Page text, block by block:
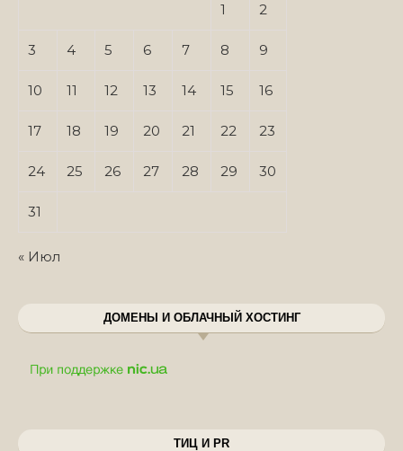
1 2
3 4 5 6 7 8 9
10 11 12 13 14 15 16
17 18 19 20 21 22 23
24 25 26 27 28 29 30
31
« Июл
ДОМЕНЫ И ОБЛАЧНЫЙ ХОСТИНГ
ТИЦ И PR